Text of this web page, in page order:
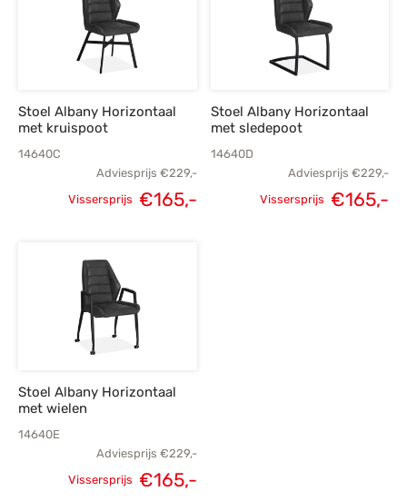
Stoel Albany Horizontaal
met kruispoot
14640C
Adviesprijs €229,-
Oorspronkelijke
Vissersprijs €165,-Huidige
Stoel Albany Horizontaal
met sledepoot
14640D
Adviesprijs €229,-
Oorspronkelijke
Vissersprijs €165,-
Stoel Albany Horizontaal
met wielen
14640E
Adviesprijs €229,-
Oorspronkelijke
Vissersprijs €165,-Huidige